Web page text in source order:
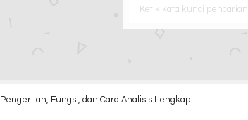
Meter AMT02....
Fungsi, dan Cara Analisis Lengkap